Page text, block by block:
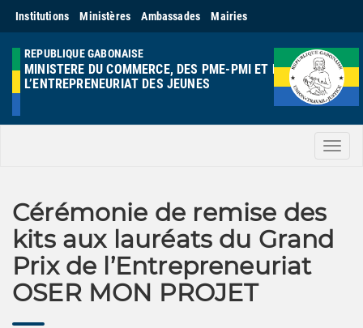
Institutions Ministères Ambassades Mairies
REPUBLIQUE GABONAISE
MINISTERE DU COMMERCE, DES PME-PMI ET DE
L’ENTREPRENEURIAT DES JEUNES
Menu
Cérémonie de remise des
kits aux lauréats du Grand
Prix de l’Entrepreneuriat
OSER MON PROJET